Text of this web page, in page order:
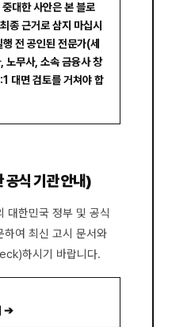
대한 사안은 본 블로
종 근거로 삼지 마십시
전 공인된 전문가(세
노무사, 소속 금융사 창
대면 검토를 거쳐야 합
공식 기관 안내)
대한민국 정부 및 공식
하여 최신 고시 문서와
하시기 바랍니다.
➔